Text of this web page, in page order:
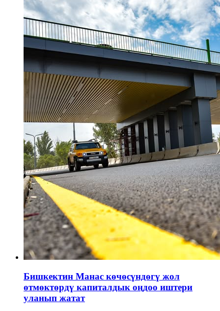
Бишкектин Манас көчөсүндөгү жол
өтмөктөрдү капиталдык оңдоо иштери
уланып жатат